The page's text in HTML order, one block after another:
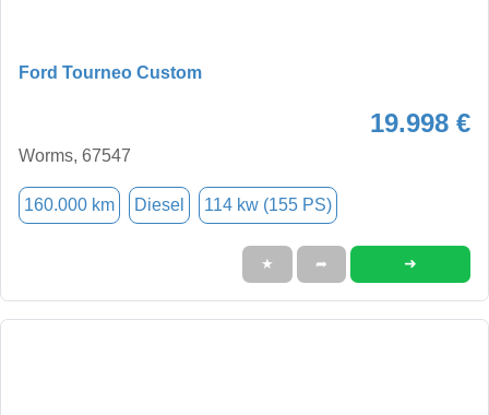
Ford Tourneo Custom
19.998 €
Worms, 67547
160.000 km Diesel 114 kw (155 PS)
★ ➦ ➜